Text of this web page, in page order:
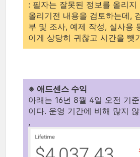
: 필자는 잘못된 정보를 올리지
올리기전 내용을 검토하는데,
부 및 조사, 예제 작성, 실사용
이게 상당히 귀찮고 시간을 뺏
※ 애드센스 수익
아래는 16년 8월 4일 오전 기
이다. 운영 기간에 비해 많지
,